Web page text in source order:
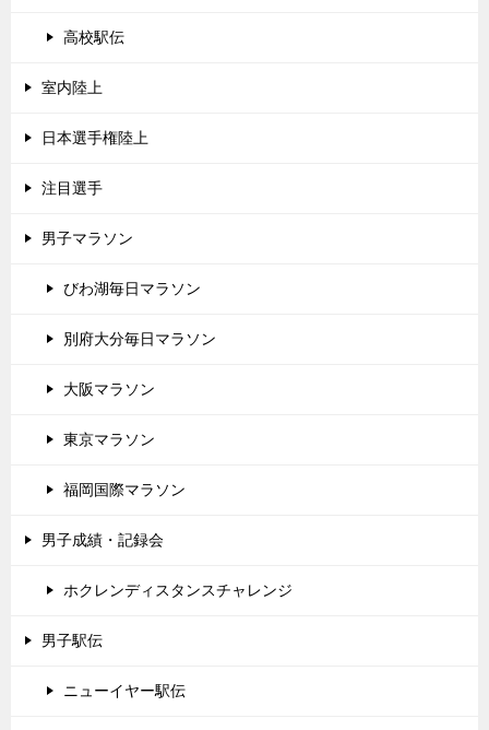
高校駅伝
室内陸上
日本選手権陸上
注目選手
男子マラソン
びわ湖毎日マラソン
別府大分毎日マラソン
大阪マラソン
東京マラソン
福岡国際マラソン
男子成績・記録会
ホクレンディスタンスチャレンジ
男子駅伝
ニューイヤー駅伝